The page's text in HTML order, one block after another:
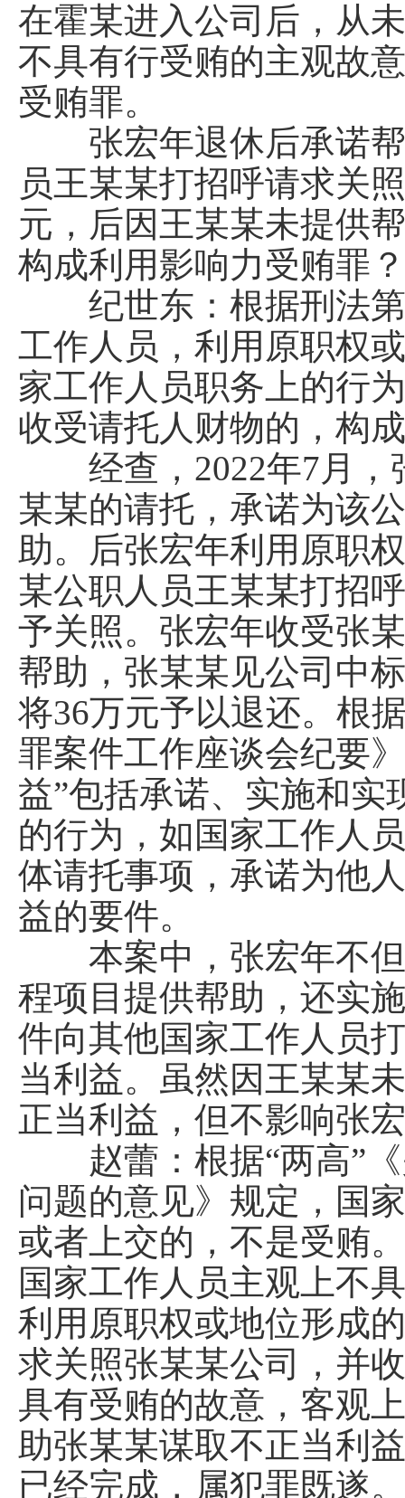
在霍某进入公司后，从
不具有行受贿的主观故
受贿罪。
张宏年退休后承诺帮
员王某某打招呼请求关
元，后因王某某未提供
构成利用影响力受贿罪
纪世东：根据刑法第
工作人员，利用原职权
家工作人员职务上的行
收受请托人财物的，构
经查，2022年7月，
某某的请托，承诺为该
助。后张宏年利用原职
某公职人员王某某打招
予关照。张宏年收受张
帮助，张某某见公司中
将36万元予以退还。根
罪案件工作座谈会纪要
益”包括承诺、实施和
的行为，如国家工作人
体请托事项，承诺为他
益的要件。
本案中，张宏年不但
程项目提供帮助，还实
件向其他国家工作人员
当利益。虽然因王某某
正当利益，但不影响张
赵蕾：根据“两高”《
问题的意见》规定，国
或者上交的，不是受贿
国家工作人员主观上不
利用原职权或地位形成
求关照张某某公司，并
具有受贿的故意，客观
助张某某谋取不正当利
已经完成，属犯罪既遂